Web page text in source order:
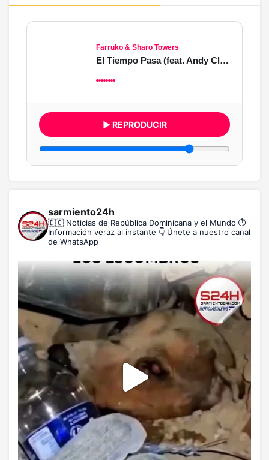
Farruko & Sharo Towers
El Tiempo Pasa (feat. Andy Clay & Alex A.C)
▶ REPRODUCIR
sarmiento24h
🇩🇴 Noticias de República Dominicana y el Mundo ⏱️
Información veraz al instante 👇 Únete a nuestro canal
de WhatsApp